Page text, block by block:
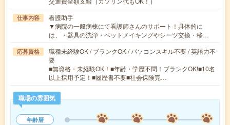
仕事内容
看護助手
▼病院の一般病棟にて看護師さんのサポート！具体的に
は、・器具の洗浄・ベットメイキングやシーツ交換・移…
応募資格
職種未経験OK / ブランクOK / パソコンスキル不要 / 英語力不
要
■無資格・未経験OK！■年齢・学歴不問！ブランクOK!■10名
以上採用予定！■履歴書不要■社会保険完…
職場の雰囲気
年齢層